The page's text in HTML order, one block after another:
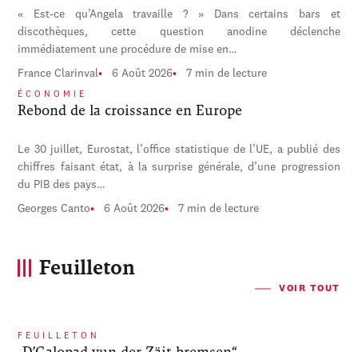
« Est-ce qu’Angela travaille ? » Dans certains bars et
discothèques, cette question anodine déclenche
immédiatement une procédure de mise en…
France Clarinval 6 Août 2026 7 min de lecture
ÉCONOMIE
Rebond de la croissance en Europe
Le 30 juillet, Eurostat, l’office statistique de l’UE, a publié des
chiffres faisant état, à la surprise générale, d’une progression
du PIB des pays…
Georges Canto 6 Août 2026 7 min de lecture
Feuilleton
VOIR TOUT
FEUILLETON